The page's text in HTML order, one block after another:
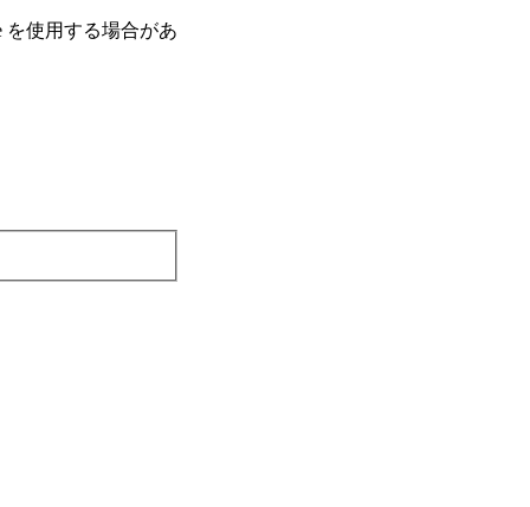
使⽤する場合があ